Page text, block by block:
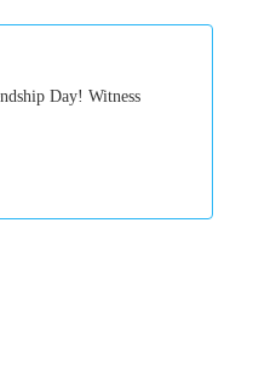
Day! Witness